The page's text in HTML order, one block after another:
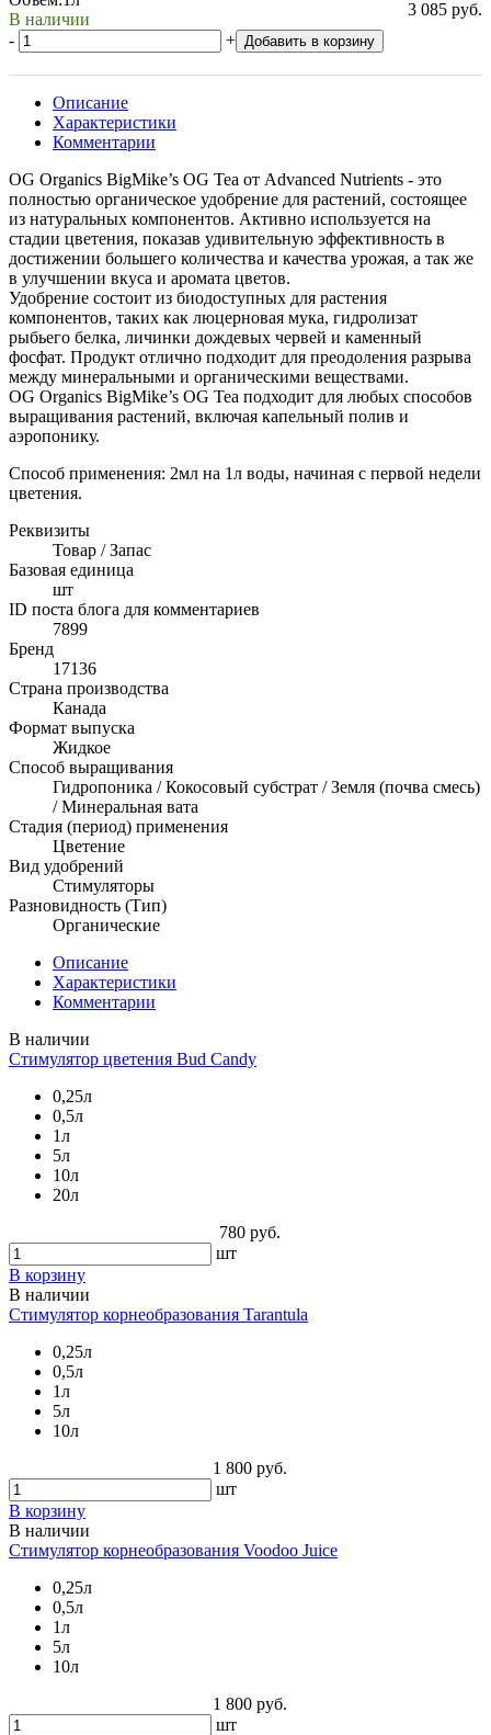
В наличии
3 085 руб.
-
+ Добавить в корзину
Описание
Характеристики
Комментарии
OG Organics BigMike’s OG Tea от Advanced Nutrients - это
полностью органическое удобрение для растений, состоящее
из натуральных компонентов. Активно используется на
стадии цветения, показав удивительную эффективность в
достижении большего количества и качества урожая, а так же
в улучшении вкуса и аромата цветов.
Удобрение состоит из биодоступных для растения
компонентов, таких как люцерновая мука, гидролизат
рыбьего белка, личинки дождевых червей и каменный
фосфат. Продукт отлично подходит для преодоления разрыва
между минеральными и органическими веществами.
OG Organics BigMike’s OG Tea подходит для любых способов
выращивания растений, включая капельный полив и
аэропонику.
Способ применения: 2мл на 1л воды, начиная с первой недели
цветения.
Реквизиты
Товар / Запас
Базовая единица
шт
ID поста блога для комментариев
7899
Бренд
17136
Страна производства
Канада
Формат выпуска
Жидкое
Способ выращивания
Гидропоника / Кокосовый субстрат / Земля (почва смесь)
/ Минеральная вата
Стадия (период) применения
Цветение
Вид удобрений
Стимуляторы
Разновидность (Тип)
Органические
Описание
Характеристики
Комментарии
В наличии
Стимулятор цветения Bud Candy
0,25л
0,5л
1л
5л
10л
20л
780 руб.
шт
В корзину
В наличии
Стимулятор корнеобразования Tarantula
0,25л
0,5л
1л
5л
10л
1 800 руб.
шт
В корзину
В наличии
Стимулятор корнеобразования Voodoo Juice
0,25л
0,5л
1л
5л
10л
1 800 руб.
шт